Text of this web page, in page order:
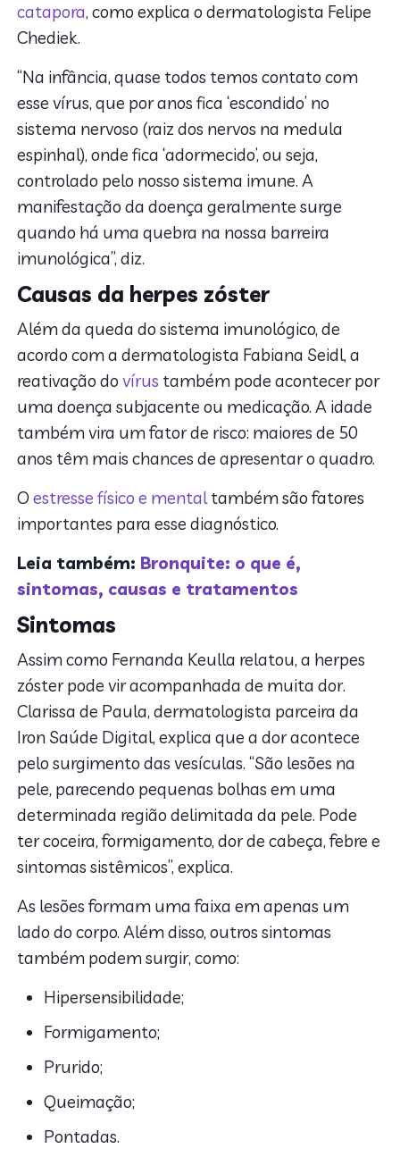
catapora, como explica o dermatologista Felipe
Chediek.
“Na infância, quase todos temos contato com
esse vírus, que por anos fica ‘escondido’ no
sistema nervoso (raiz dos nervos na medula
espinhal), onde fica ‘adormecido’, ou seja,
controlado pelo nosso sistema imune. A
manifestação da doença geralmente surge
quando há uma quebra na nossa barreira
imunológica”, diz.
Causas da herpes zóster
Além da queda do sistema imunológico, de
acordo com a dermatologista Fabiana Seidl, a
reativação dovírus também pode acontecer por
uma doença subjacente ou medicação. A idade
também vira um fator de risco: maiores de 50
anos têm mais chances de apresentar o quadro.
Oestresse físico e mentaltambém são fatores
importantes para esse diagnóstico.
Leia também: Bronquite: o que é,
sintomas, causas e tratamentos
Sintomas
Assim como Fernanda Keulla relatou, a herpes
zóster pode vir acompanhada de muita dor.
Clarissa de Paula, dermatologista parceira da
Iron Saúde Digital, explica que a dor acontece
pelo surgimento das vesículas. “São lesões na
pele, parecendo pequenas bolhas em uma
determinada região delimitada da pele. Pode
ter coceira, formigamento, dor de cabeça, febre e
sintomas sistêmicos”, explica.
As lesões formam uma faixa em apenas um
lado do corpo. Além disso, outros sintomas
também podem surgir, como:
Hipersensibilidade;
Formigamento;
Prurido;
Queimação;
Pontadas.